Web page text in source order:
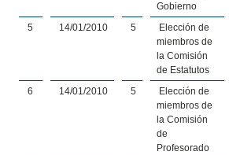
Gobierno
5 14/01/2010 5
Elección de
miembros de
la Comisión
de Estatutos
6
14/01/2010 5
Elección de
miembros de
la Comisión
de
Profesorado